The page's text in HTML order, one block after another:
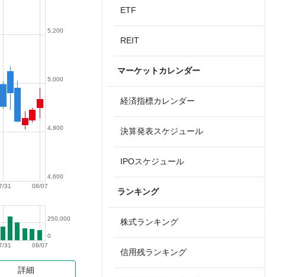
08/07
31
4,600
4,800
5,000
5,200
08/07
31
0
250,000
詳細
ETF
REIT
マーケットカレンダー
経済指標カレンダー
決算発表スケジュール
IPOスケジュール
ランキング
株式ランキング
信用残ランキング